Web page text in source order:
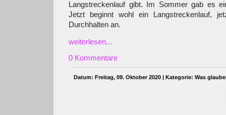
Langstreckenlauf gibt. Im Sommer gab es
Jetzt beginnt wohl ein Langstreckenlauf,
Durchhalten an.
weiterlesen...
0 Kommentare
Datum: Freitag, 09. Oktober 2020 | Kategorie: Was